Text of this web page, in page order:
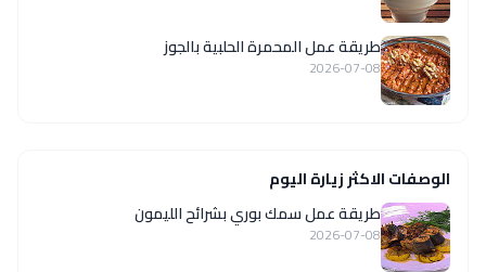
طريقة عمل المحمرة الحلبية بالجوز
2026-07-08
الوصفات الاكثر زيارة اليوم
طريقة عمل سمك بوري بشرائح الليمون
2026-07-08